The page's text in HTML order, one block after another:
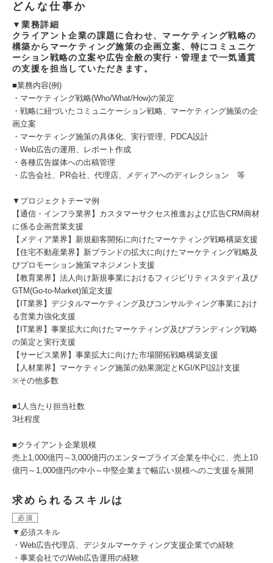
どんな仕事か
▼業務詳細
クライアント企業の課題に合わせ、マーケティング戦略の
構築からマーケティング施策の企画立案、特にコミュニケ
ーション戦略の立案や広告全般の実行・管理まで一気通貫
の支援を担当していただきます。
■業務内容(例)
・マーケティング戦略(Who/What/How)の策定
・戦略に紐づいたコミュニケーション戦略、マーケティング施策の企
画立案
・マーケティング施策の具体化、実行管理、PDCA設計
・Web広告の運用、レポート作成
・各種広告媒体への出稿管理
・広告会社、PR会社、代理店、メディアへのディレクション 等
▼プロジェクトテーマ例
【通信・インフラ業界】カスタマーサクセス推進および広告CRM商材
に係る企画営業支援
【メディア業界】新規顧客開拓に向けたマーケティング戦略構築支援
【住宅不動産業界】新ブランドの拡大に向けたマーケティング戦略及
びプロモーション施策マネジメント支援
【教育業界】法人向け新規事業におけるフィジビリティスタディ及び
GTM(Go-to-Market)策定支援
【IT業界】デジタルマーケティング及びコンサルティング事業におけ
る営業力強化支援
【IT業界】事業拡大に向けたマーケティング及びブランディング戦略
の策定と実行支援
【サービス業界】事業拡大に向けた市場開拓戦略構築支援
【人材業界】マーケティング施策の効果測定とKGI/KPI設計支援
※その他多数
■1人当たり担当社数
3社程度
■クライアント企業規模
売上1,000億円～3,000億円のエンタープライズ企業を中心に、売上10
億円～1,000億円の中小～中堅企業まで幅広い規模へのご支援を展開
求められるスキルは
必須
▼必須スキル
・Web広告代理店、デジタルマーケティング支援企業での経験
・事業会社でのWeb広告運用の経験